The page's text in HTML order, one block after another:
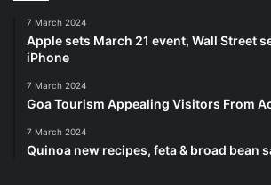
7 March 2024
Apple sets March 21 event, Wall Street
iPhone
7 March 2024
Goa Tourism Appealing Visitors From
7 March 2024
Quinoa new recipes, feta & broad bean